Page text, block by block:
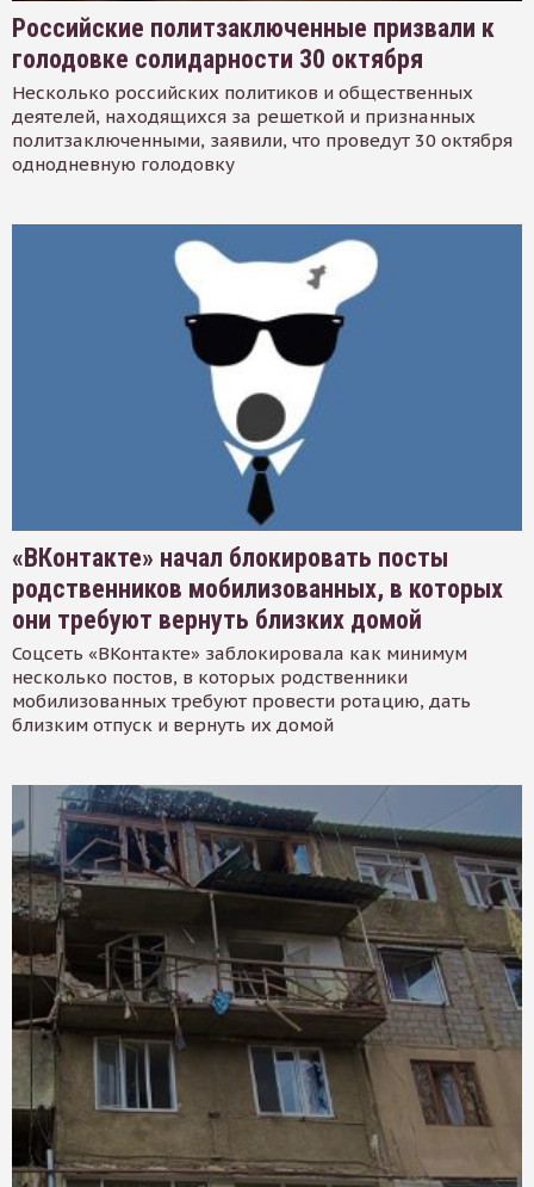
Российские политзаключенные призвали к
голодовке солидарности 30 октября
Несколько российских политиков и общественных
деятелей, находящихся за решеткой и признанных
политзаключенными, заявили, что проведут 30 октября
однодневную голодовку
«ВКонтакте» начал блокировать посты
родственников мобилизованных, в которых
они требуют вернуть близких домой
Соцсеть «ВКонтакте» заблокировала как минимум
несколько постов, в которых родственники
мобилизованных требуют провести ротацию, дать
близким отпуск и вернуть их домой